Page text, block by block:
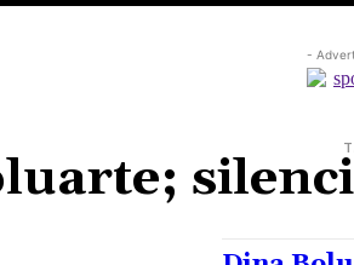
-